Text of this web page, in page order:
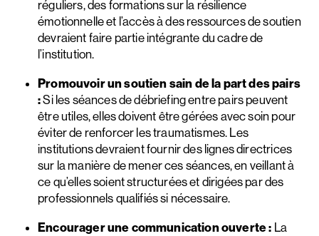
réguliers, des formations sur la résilience
émotionnelle et l’accès à des ressources de soutien
devraient faire partie intégrante du cadre de
l’institution.
Promouvoir un soutien sain de la part des pairs
:Si les séances de débriefing entre pairs peuvent
être utiles, elles doivent être gérées avec soin pour
éviter de renforcer les traumatismes. Les
institutions devraient fournir des lignes directrices
sur la manière de mener ces séances, en veillant à
ce qu’elles soient structurées et dirigées par des
professionnels qualifiés si nécessaire.
Encourager une communication ouverte : La